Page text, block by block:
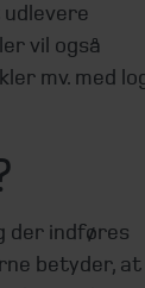
vil også
mv. med
der indføres
betyder, at